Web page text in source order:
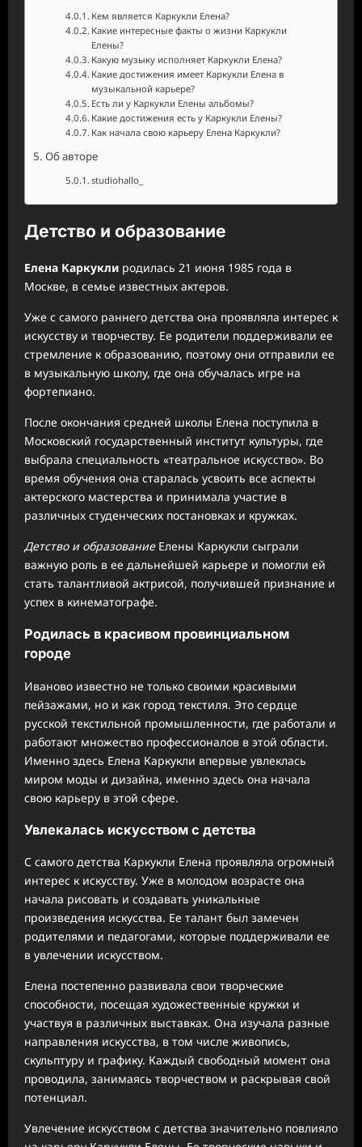
Кем является Каркукли Елена?
Какие интересные факты о жизни Каркукли
Елены?
Какую музыку исполняет Каркукли Елена?
Какие достижения имеет Каркукли Елена в
музыкальной карьере?
Есть ли у Каркукли Елены альбомы?
Какие достижения есть у Каркукли Елены?
Как начала свою карьеру Елена Каркукли?
Об авторе
studiohallo_
Детство и образование
Елена Каркукли родилась 21 июня 1985 года в
Москве, в семье известных актеров.
Уже с самого раннего детства она проявляла интерес к
искусству и творчеству. Ее родители поддерживали ее
стремление к образованию, поэтому они отправили ее
в музыкальную школу, где она обучалась игре на
фортепиано.
После окончания средней школы Елена поступила в
Московский государственный институт культуры, где
выбрала специальность «театральное искусство». Во
время обучения она старалась усвоить все аспекты
актерского мастерства и принимала участие в
различных студенческих постановках и кружках.
Детство и образованиеЕлены Каркукли сыграли
важную роль в ее дальнейшей карьере и помогли ей
стать талантливой актрисой, получившей признание и
успех в кинематографе.
Родилась в красивом провинциальном
городе
Иваново известно не только своими красивыми
пейзажами, но и как город текстиля. Это сердце
русской текстильной промышленности, где работали и
работают множество профессионалов в этой области.
Именно здесь Елена Каркукли впервые увлеклась
миром моды и дизайна, именно здесь она начала
свою карьеру в этой сфере.
Увлекалась искусством с детства
С самого детства Каркукли Елена проявляла огромный
интерес к искусству. Уже в молодом возрасте она
начала рисовать и создавать уникальные
произведения искусства. Ее талант был замечен
родителями и педагогами, которые поддерживали ее
в увлечении искусством.
Елена постепенно развивала свои творческие
способности, посещая художественные кружки и
участвуя в различных выставках. Она изучала разные
направления искусства, в том числе живопись,
скульптуру и графику. Каждый свободный момент она
проводила, занимаясь творчеством и раскрывая свой
потенциал.
Увлечение искусством с детства значительно повлияло